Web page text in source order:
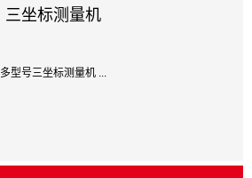
三坐标测量机
多型号三坐标测量机 ...